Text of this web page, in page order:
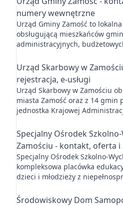
numery wewnętrzne
Urząd Gminy Zamość to
obsługującą mieszkańców
administracyjnych,
Urząd Skarbowy w
rejestracja, e-usługi
Urząd Skarbowy w Zamościu
miasta Zamość oraz z 14 gmin
jednostka Krajowej
Specjalny Ośrodek
Zamościu - kontakt, oferta i
Specjalny Ośrodek Szkolno-
kompleksowa placówka
dzieci i młodzieży z
Środowiskowy Dom